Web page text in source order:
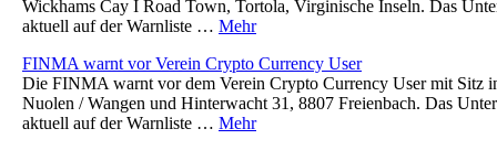
Wickhams Cay I Road Town, Tortola, Virginische Inseln. Das
aktuell auf der Warnliste … Mehr
FINMA warnt vor Verein Crypto Currency User
Die FINMA warnt vor dem Verein Crypto Currency User mit Sitz
Nuolen / Wangen und Hinterwacht 31, 8807 Freienbach. Das
aktuell auf der Warnliste … Mehr